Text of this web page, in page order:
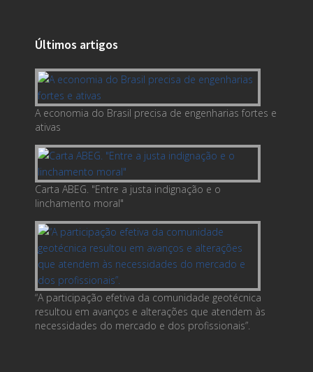
Últimos artigos
A economia do Brasil precisa de engenharias fortes e
ativas
Carta ABEG. "Entre a justa indignação e o
linchamento moral"
“A participação efetiva da comunidade geotécnica
resultou em avanços e alterações que atendem às
necessidades do mercado e dos profissionais”.